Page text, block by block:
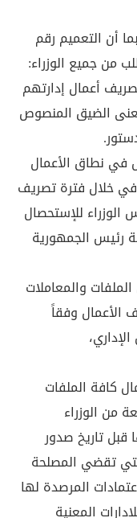
أن التعميم رقم
أعمال إدارتهم
الضيق المنصوص
في نطاق الأعمال
في خلال فترة تصريف
الوزراء للإستحصال
رئيس الجمهورية
والمعاملات
الأعمال وفقاً
كافة الملفات
من الوزراء
قبل تاريخ صدور
21/2018 تاريخ 7/6/2018 والتي تقضي المصلحة
المرصدة لها
المعنية